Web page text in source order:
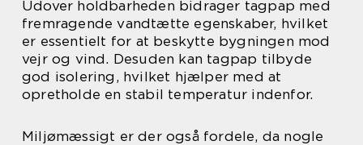
Udover holdbarheden bidrager tagpap med
fremragende vandtætte egenskaber, hvilket
er essentielt for at beskytte bygningen mod
vejr og vind. Desuden kan tagpap tilbyde
god isolering, hvilket hjælper med at
opretholde en stabil temperatur indenfor.
Miljømæssigt er der også fordele, da nogle